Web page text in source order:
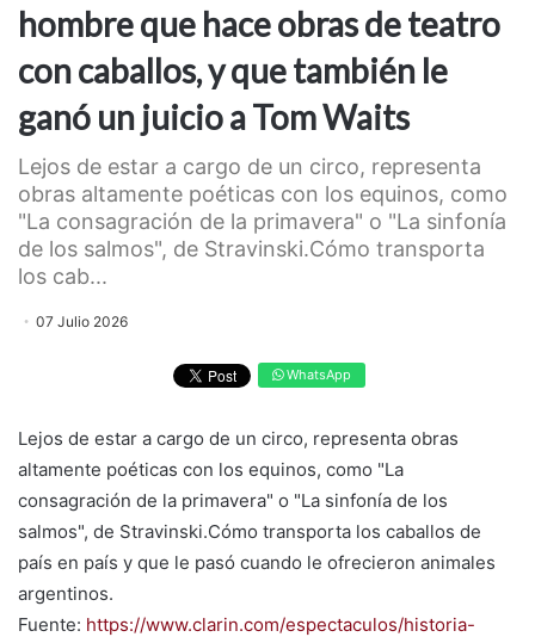
hombre que hace obras de teatro
con caballos, y que también le
ganó un juicio a Tom Waits
Lejos de estar a cargo de un circo, representa
obras altamente poéticas con los equinos, como
"La consagración de la primavera" o "La sinfonía
de los salmos", de Stravinski.Cómo transporta
los cab...
07 Julio 2026
WhatsApp
Lejos de estar a cargo de un circo, representa obras
altamente poéticas con los equinos, como "La
consagración de la primavera" o "La sinfonía de los
salmos", de Stravinski.Cómo transporta los caballos de
país en país y que le pasó cuando le ofrecieron animales
argentinos.
Fuente: https://www.clarin.com/espectaculos/historia-